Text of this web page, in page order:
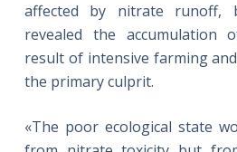
affected by nitrate runoff,
revealed the
result of intensive farming
the primary culprit.
«The poor ecological state